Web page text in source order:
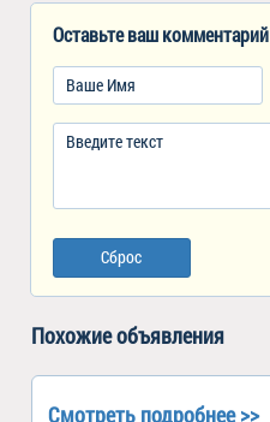
Оставьте ваш комментарий
Сброс
Похожие объявления
Смотреть подробнее >>